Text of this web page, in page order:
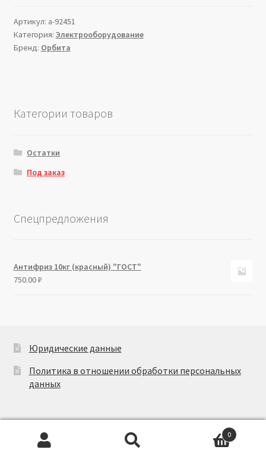
Артикул: a-92451
Категория: Электрооборудование
Бренд: Орбита
Категории товаров
Остатки
Под заказ
Спецпредложения
Антифриз 10кг (красный) "ГОСТ"
750.00₽
Юридические данные
Политика в отношении обработки персональных
данных
0